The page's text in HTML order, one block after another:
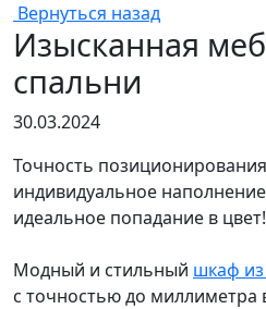
Вернуться назад
Изысканная
спальни
30.03.2024
Точность
индивидуальное
идеальное попадание в цвет!
Модный и стильный шкаф из
с точностью до миллиметра